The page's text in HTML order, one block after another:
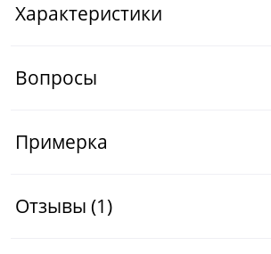
Характеристики
Вопросы
Примерка
Отзывы (1)